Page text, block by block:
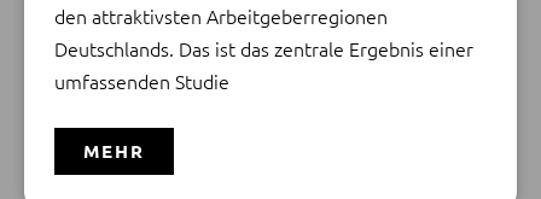
den attraktivsten Arbeitgeberregionen
Deutschlands. Das ist das zentrale Ergebnis einer
umfassenden Studie
MEHR